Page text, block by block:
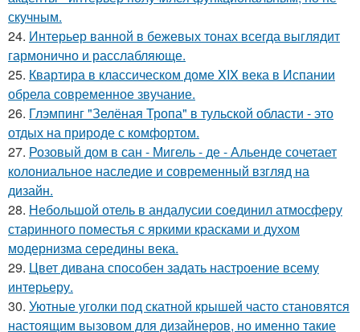
скучным.
24. Интерьер ванной в бежевых тонах всегда выглядит
гармонично и расслабляюще.
25. Квартира в классическом доме XIX века в Испании
обрела современное звучание.
26. Глэмпинг "Зелёная Тропа" в тульской области - это
отдых на природе с комфортом.
27. Розовый дом в сан - Мигель - де - Альенде сочетает
колониальное наследие и современный взгляд на
дизайн.
28. Небольшой отель в андалусии соединил атмосферу
старинного поместья с яркими красками и духом
модернизма середины века.
29. Цвет дивана способен задать настроение всему
интерьеру.
30. Уютные уголки под скатной крышей часто становятся
настоящим вызовом для дизайнеров, но именно такие